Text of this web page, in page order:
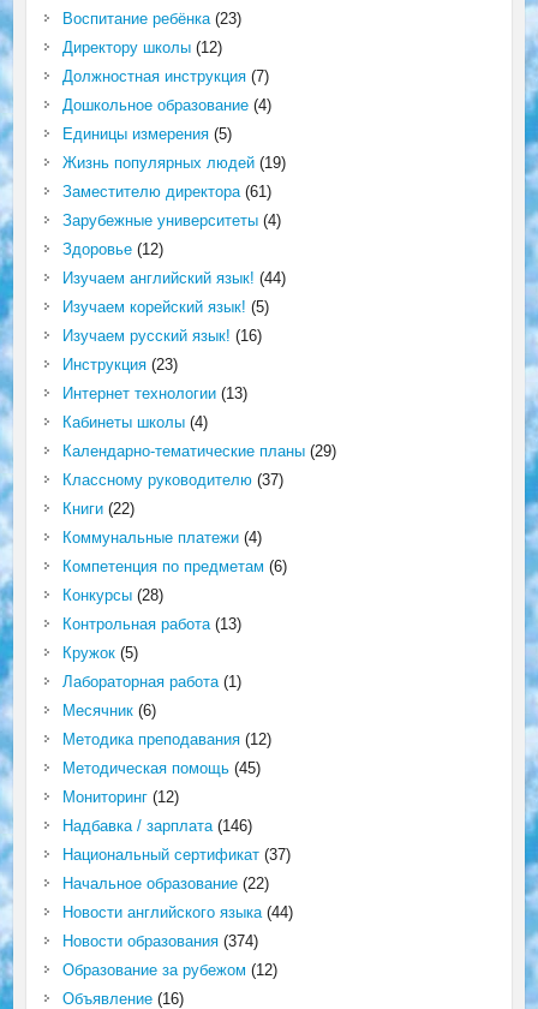
Воспитание ребёнка(23)
Директору школы(12)
Должностная инструкция(7)
Дошкольное образование(4)
Единицы измерения(5)
Жизнь популярных людей(19)
Заместителю директора(61)
Зарубежные университеты(4)
Здоровье(12)
Изучаем английский язык! (44)
Изучаем корейский язык! (5)
Изучаем русский язык! (16)
Инструкция(23)
Интернет технологии(13)
Кабинеты школы(4)
Календарно-тематические планы(29)
Классному руководителю(37)
Книги(22)
Коммунальные платежи(4)
Компетенция по предметам (6)
Конкурсы(28)
Контрольная работа(13)
Кружок(5)
Лабораторная работа(1)
Месячник(6)
Методика преподавания(12)
Методическая помощь(45)
Мониторинг(12)
Надбавка / зарплата(146)
Национальный сертификат(37)
Начальное образование(22)
Новости английского языка(44)
Новости образования(374)
Образование за рубежом (12)
Объявление(16)